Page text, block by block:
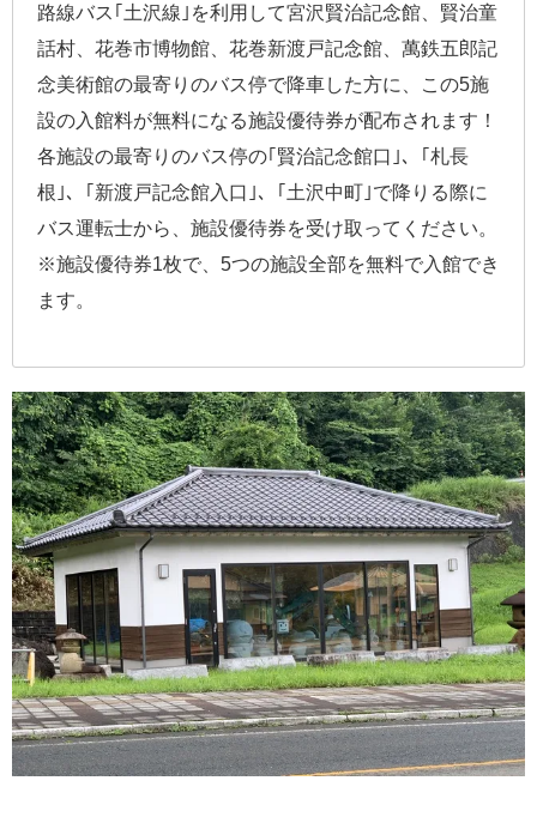
路線バス｢土沢線｣を利用して宮沢賢治記念館、賢治童
話村、花巻市博物館、花巻新渡戸記念館、萬鉄五郎記
念美術館の最寄りのバス停で降車した方に、この5施
設の入館料が無料になる施設優待券が配布されます！
各施設の最寄りのバス停の｢賢治記念館口｣、｢札長
根｣、｢新渡戸記念館入口｣、｢土沢中町｣で降りる際に
バス運転士から、施設優待券を受け取ってください。
※施設優待券1枚で、5つの施設全部を無料で入館でき
ます。